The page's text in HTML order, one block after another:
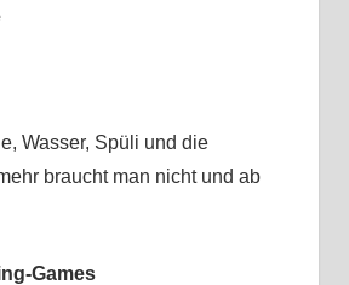
Wasser, Spüli und die
braucht man nicht und ab
Games